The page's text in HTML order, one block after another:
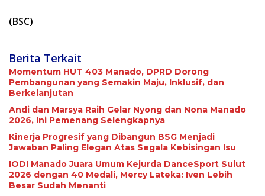
(BSC)
Berita Terkait
Momentum HUT 403 Manado, DPRD Dorong
Pembangunan yang Semakin Maju, Inklusif, dan
Berkelanjutan
Andi dan Marsya Raih Gelar Nyong dan Nona Manado
2026, Ini Pemenang Selengkapnya
Kinerja Progresif yang Dibangun BSG Menjadi
Jawaban Paling Elegan Atas Segala Kebisingan Isu
IODI Manado Juara Umum Kejurda DanceSport Sulut
2026 dengan 40 Medali, Mercy Lateka: Iven Lebih
Besar Sudah Menanti